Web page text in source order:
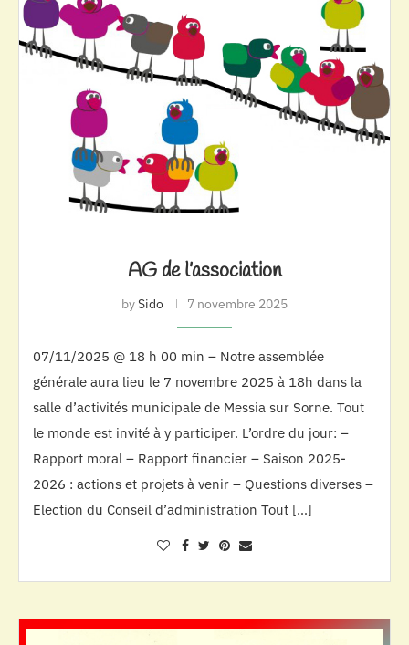
AG de l’association
bySido 7 novembre 2025
07/11/2025 @ 18 h 00 min – Notre assemblée
générale aura lieu le 7 novembre 2025 à 18h dans la
salle d’activités municipale de Messia sur Sorne. Tout
le monde est invité à y participer. L’ordre du jour: –
Rapport moral – Rapport financier – Saison 2025-
2026 : actions et projets à venir – Questions diverses –
Election du Conseil d’administration Tout […]